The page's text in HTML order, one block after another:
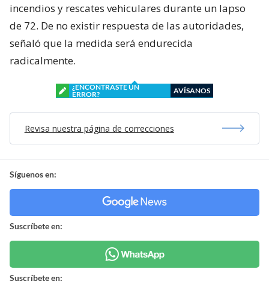
incendios y rescates vehiculares durante un lapso
de 72. De no existir respuesta de las autoridades,
señaló que la medida será endurecida
radicalmente.
¿ENCONTRASTE UN
ERROR?
AVÍSANOS
Revisa nuestra página de correcciones
Síguenos en:
Suscríbete en:
Suscríbete en: